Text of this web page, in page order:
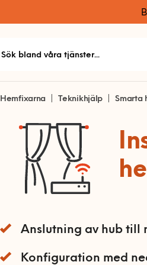
Hemfixarna Teknikhjälp Smarta
Anslutning av hub till
Konfiguration med